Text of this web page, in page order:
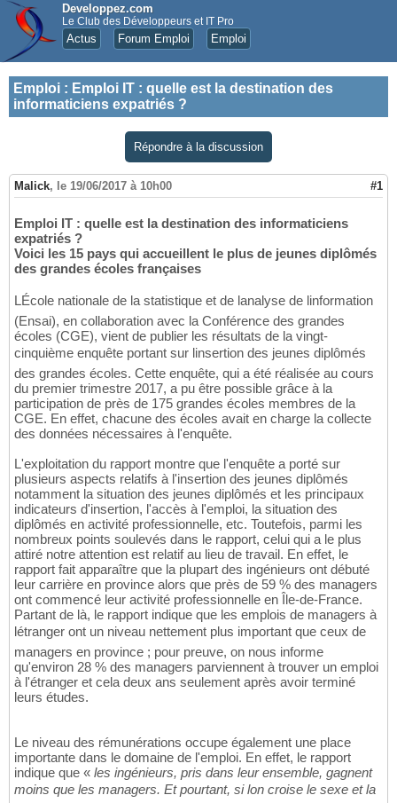
Developpez.com
Le Club des Développeurs et IT Pro
Actus Forum Emploi Emploi
Emploi : Emploi IT : quelle est la destination des
informaticiens expatriés ?
Répondre à la discussion
Malick, le 19/06/2017 à 10h00 #1
Emploi IT : quelle est la destination des informaticiens
expatriés ?
Voici les 15 pays qui accueillent le plus de jeunes diplômés
des grandes écoles françaises
LÉcole nationale de la statistique et de lanalyse de linformation
(Ensai), en collaboration avec la Conférence des grandes
écoles (CGE), vient de publier les résultats de la vingt-
cinquième enquête portant sur linsertion des jeunes diplômés
des grandes écoles. Cette enquête, qui a été réalisée au cours
du premier trimestre 2017, a pu être possible grâce à la
participation de près de 175 grandes écoles membres de la
CGE. En effet, chacune des écoles avait en charge la collecte
des données nécessaires à l'enquête.
L'exploitation du rapport montre que l'enquête a porté sur
plusieurs aspects relatifs à l'insertion des jeunes diplômés
notamment la situation des jeunes diplômés et les principaux
indicateurs d'insertion, l'accès à l'emploi, la situation des
diplômés en activité professionnelle, etc. Toutefois, parmi les
nombreux points soulevés dans le rapport, celui qui a le plus
attiré notre attention est relatif au lieu de travail. En effet, le
rapport fait apparaître que la plupart des ingénieurs ont débuté
leur carrière en province alors que près de 59 % des managers
ont commencé leur activité professionnelle en Île-de-France.
Partant de là, le rapport indique que les emplois de managers à
létranger ont un niveau nettement plus important que ceux de
managers en province ; pour preuve, on nous informe
qu'environ 28 % des managers parviennent à trouver un emploi
à l'étranger et cela deux ans seulement après avoir terminé
leurs études.
Le niveau des rémunérations occupe également une place
importante dans le domaine de l'emploi. En effet, le rapport
indique que « les ingénieurs, pris dans leur ensemble, gagnent
moins que les managers. Et pourtant, si lon croise le sexe et la